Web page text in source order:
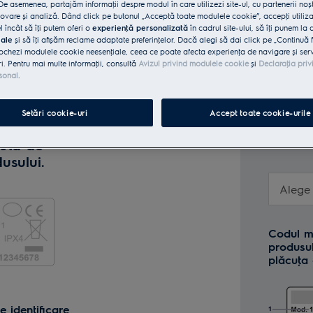
produsele în campaniile prin care se
această paginăPromoţii active | Electrolux
sau
sau încarcă
de
identificare
Unde
meu?
Codul
plăcuţa
asemenea, partajăm informaţii despre modul în care utilizezi site-ul, cu partenerii
și analiză. Dând click pe butonul „Acceptă toate modulele cookie”, accepţi
încât să îţi putem oferi o experienţă personalizată în cadrul site-ului, să îţi punem la
și să îţi afișăm reclame adaptate preferinţelor. Dacă alegi să dai click pe „Continuă
modulele cookie neesenţiale, ceea ce poate afecta experienţa de navigare și
Pentru mai multe informaţii, consultă Avizul privind modulele cookieși Declaraţia
Setări cookie-uri Accept toate cookie-urile